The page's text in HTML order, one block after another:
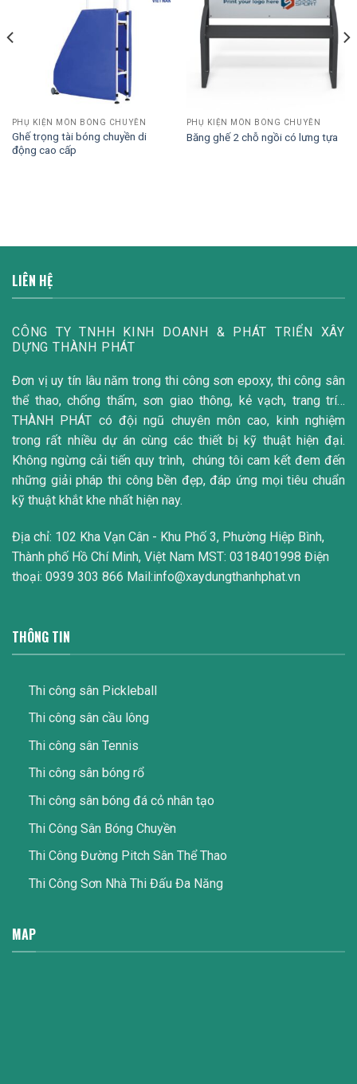
PHỤ KIỆN MÔN BÓNG CHUYỀN
Ghế trọng tài bóng chuyền di
động cao cấp
PHỤ KIỆN MÔN BÓNG CHUYỀN
Băng ghế 2 chỗ ngồi có lưng tựa
LIÊN HỆ
CÔNG TY TNHH KINH DOANH & PHÁT TRIỂN XÂY
DỰNG THÀNH PHÁT
Đơn vị uy tín lâu năm trong thi công sơn epoxy, thi công sân
thể thao, chống thấm, sơn giao thông, kẻ vạch, trang trí…
THÀNH PHÁT có đội ngũ chuyên môn cao, kinh nghiệm
trong rất nhiều dự án cùng các thiết bị kỹ thuật hiện đại.
Không ngừng cải tiến quy trình, chúng tôi cam kết đem đến
những giải pháp thi công bền đẹp, đáp ứng mọi tiêu chuẩn
kỹ thuật khắt khe nhất hiện nay.
Địa chỉ: 102 Kha Vạn Cân - Khu Phố 3, Phường Hiệp Bình,
Thành phố Hồ Chí Minh, Việt Nam MST: 0318401998 Điện
thoại: 0939 303 866 Mail:info@xaydungthanhphat.vn
THÔNG TIN
Thi công sân Pickleball
Thi công sân cầu lông
Thi công sân Tennis
Thi công sân bóng rổ
Thi công sân bóng đá cỏ nhân tạo
Thi Công Sân Bóng Chuyền
Thi Công Đường Pitch Sân Thể Thao
Thi Công Sơn Nhà Thi Đấu Đa Năng
MAP